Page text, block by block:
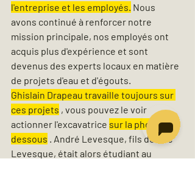
l'entreprise et les employés. Nous
avons continué à renforcer notre
mission principale, nos employés ont
acquis plus d'expérience et sont
devenus des experts locaux en matière
de projets d'eau et d'égouts.
Ghislain Drapeau travaille toujours sur
ces projets , vous pouvez le voir
actionner l'excavatrice sur la photo ci-
dessous . André Levesque, fils de Luc
Levesque, était alors étudiant au